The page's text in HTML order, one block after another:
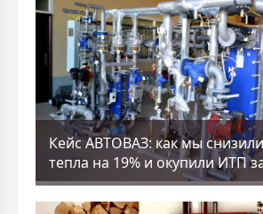
Кейс АВТОВАЗ: как мы
тепла на 19% и окупили ИТП